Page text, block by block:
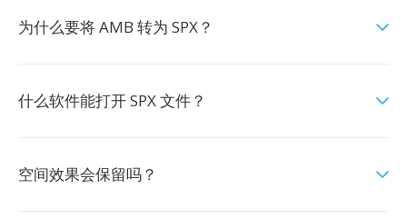
为什么要将 AMB 转为 SPX？
什么软件能打开 SPX 文件？
空间效果会保留吗？